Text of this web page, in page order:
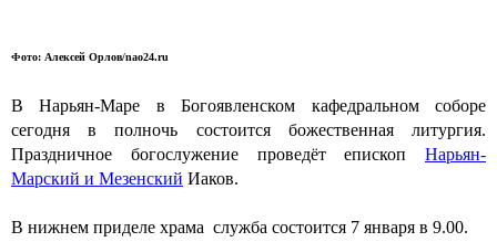
Фото: Алексей Орлов/nao24.ru
В Нарьян-Маре в Богоявленском кафедральном соборе
сегодня в полночь состоится божественная литургия.
Праздничное богослужение проведёт епископ Нарьян-
Марский и Мезенский Иаков.
В нижнем приделе храма служба состоится 7 января в 9.00.